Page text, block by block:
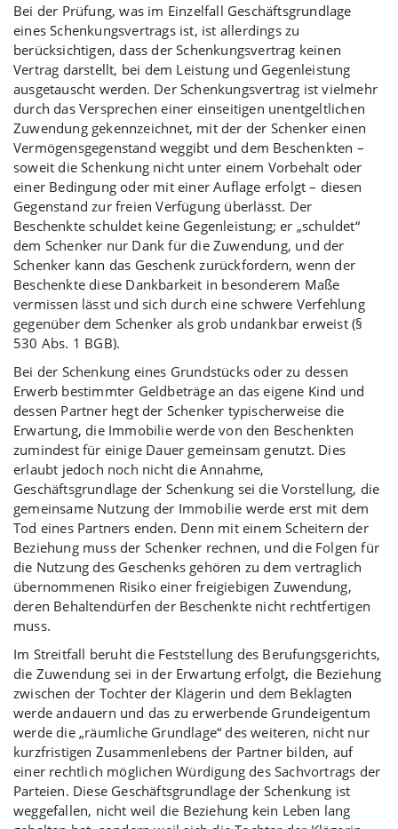
Bei der Prüfung, was im Einzelfall Geschäftsgrundlage
eines Schenkungsvertrags ist, ist allerdings zu
berücksichtigen, dass der Schenkungsvertrag keinen
Vertrag darstellt, bei dem Leistung und Gegenleistung
ausgetauscht werden. Der Schenkungsvertrag ist vielmehr
durch das Versprechen einer einseitigen unentgeltlichen
Zuwendung gekennzeichnet, mit der der Schenker einen
Vermögensgegenstand weggibt und dem Beschenkten –
soweit die Schenkung nicht unter einem Vorbehalt oder
einer Bedingung oder mit einer Auflage erfolgt – diesen
Gegenstand zur freien Verfügung überlässt. Der
Beschenkte schuldet keine Gegenleistung; er „schuldet“
dem Schenker nur Dank für die Zuwendung, und der
Schenker kann das Geschenk zurückfordern, wenn der
Beschenkte diese Dankbarkeit in besonderem Maße
vermissen lässt und sich durch eine schwere Verfehlung
gegenüber dem Schenker als grob undankbar erweist (§
530 Abs. 1 BGB).
Bei der Schenkung eines Grundstücks oder zu dessen
Erwerb bestimmter Geldbeträge an das eigene Kind und
dessen Partner hegt der Schenker typischerweise die
Erwartung, die Immobilie werde von den Beschenkten
zumindest für einige Dauer gemeinsam genutzt. Dies
erlaubt jedoch noch nicht die Annahme,
Geschäftsgrundlage der Schenkung sei die Vorstellung, die
gemeinsame Nutzung der Immobilie werde erst mit dem
Tod eines Partners enden. Denn mit einem Scheitern der
Beziehung muss der Schenker rechnen, und die Folgen für
die Nutzung des Geschenks gehören zu dem vertraglich
übernommenen Risiko einer freigiebigen Zuwendung,
deren Behaltendürfen der Beschenkte nicht rechtfertigen
muss.
Im Streitfall beruht die Feststellung des Berufungsgerichts,
die Zuwendung sei in der Erwartung erfolgt, die Beziehung
zwischen der Tochter der Klägerin und dem Beklagten
werde andauern und das zu erwerbende Grundeigentum
werde die „räumliche Grundlage“ des weiteren, nicht nur
kurzfristigen Zusammenlebens der Partner bilden, auf
einer rechtlich möglichen Würdigung des Sachvortrags der
Parteien. Diese Geschäftsgrundlage der Schenkung ist
weggefallen, nicht weil die Beziehung kein Leben lang